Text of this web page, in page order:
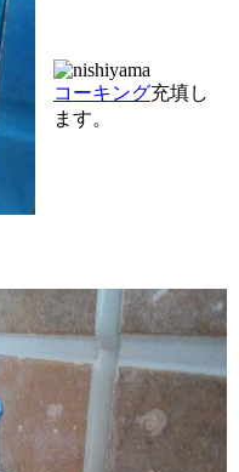
コーキング充填し
ます。